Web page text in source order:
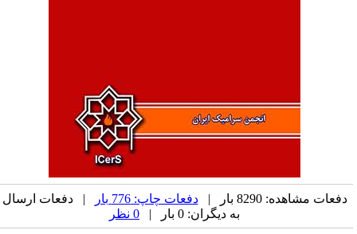
دفعات مشاهده: 8290 بار | دفعات چاپ: 776 بار
| دفعات ارسال
به دیگران: 0 بار |